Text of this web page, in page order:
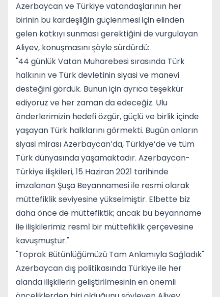
Azerbaycan ve Türkiye vatandaşlarının her
birinin bu kardeşliğin güçlenmesi için elinden
gelen katkıyı sunması gerektiğini de vurgulayan
Aliyev, konuşmasını şöyle sürdürdü:
"44 günlük Vatan Muharebesi sırasında Türk
halkının ve Türk devletinin siyasi ve manevi
desteğini gördük. Bunun için ayrıca teşekkür
ediyoruz ve her zaman da edeceğiz. Ulu
önderlerimizin hedefi özgür, güçlü ve birlik içinde
yaşayan Türk halklarını görmekti. Bugün onların
siyasi mirası Azerbaycan’da, Türkiye’de ve tüm
Türk dünyasında yaşamaktadır. Azerbaycan-
Türkiye ilişkileri, 15 Haziran 2021 tarihinde
imzalanan Şuşa Beyannamesi ile resmi olarak
müttefiklik seviyesine yükselmiştir. Elbette biz
daha önce de müttefiktik; ancak bu beyanname
ile ilişkilerimiz resmî bir müttefiklik çerçevesine
kavuşmuştur."
"Toprak Bütünlüğümüzü Tam Anlamıyla Sağladık"
Azerbaycan dış politikasında Türkiye ile her
alanda ilişkilerin geliştirilmesinin en önemli